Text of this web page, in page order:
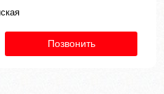
Позвонить